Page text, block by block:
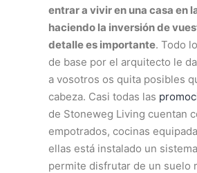
entrar a vivir en una casa en
haciendo la inversión de
detalle es importante. Todo
de base por el arquitecto le
a vosotros os quita posibles
cabeza. Casi todas las
de Stoneweg Living cuentan
empotrados, cocinas
ellas está instalado un
permite disfrutar de un suelo